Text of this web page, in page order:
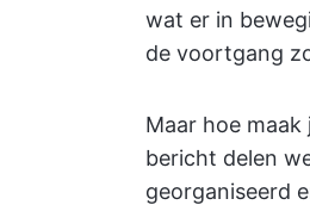
wat er in
de voortgang
Maar hoe
bericht delen
georganiseerd